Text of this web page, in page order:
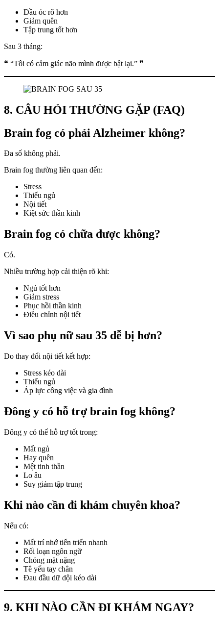
Đầu óc rõ hơn
Giảm quên
Tập trung tốt hơn
Sau 3 tháng:
❝ “Tôi có cảm giác não mình được bật lại.” ❞
8. CÂU HỎI THƯỜNG GẶP (FAQ)
Brain fog có phải Alzheimer không?
Đa số không phải.
Brain fog thường liên quan đến:
Stress
Thiếu ngủ
Nội tiết
Kiệt sức thần kinh
Brain fog có chữa được không?
Có.
Nhiều trường hợp cải thiện rõ khi:
Ngủ tốt hơn
Giảm stress
Phục hồi thần kinh
Điều chỉnh nội tiết
Vì sao phụ nữ sau 35 dễ bị hơn?
Do thay đổi nội tiết kết hợp:
Stress kéo dài
Thiếu ngủ
Áp lực công việc và gia đình
Đông y có hỗ trợ brain fog không?
Đông y có thể hỗ trợ tốt trong:
Mất ngủ
Hay quên
Mệt tinh thần
Lo âu
Suy giảm tập trung
Khi nào cần đi khám chuyên khoa?
Nếu có:
Mất trí nhớ tiến triển nhanh
Rối loạn ngôn ngữ
Chóng mặt nặng
Tê yếu tay chân
Đau đầu dữ dội kéo dài
9. KHI NÀO CẦN ĐI KHÁM NGAY?